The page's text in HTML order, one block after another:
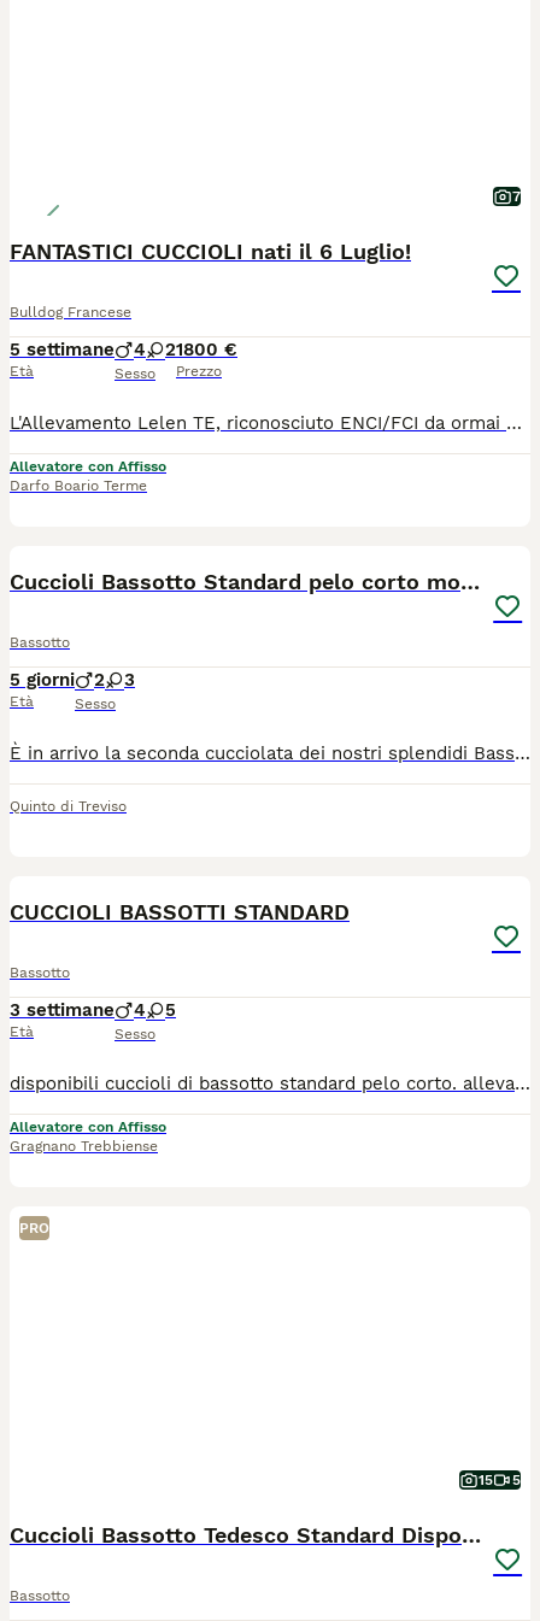
7
FANTASTICI CUCCIOLI nati il 6 Luglio!
Bulldog Francese
5 settimane
Età
4 2
Sesso
1800 €
Prezzo
L'Allevamento Lelen TE, riconosciuto ENCI/FCI da ormai 20 anni, mette a disposizione una splendida cucciolata frutto di un'attenta selezione morfologica, genetica e caratteriale. Padre: Multi Gr. Ch. Ghattas Arminius Madre: Srcky's Pocahontas L'esperienza maturata in oltre due decenni di allevamento e selezione cinofila rappresenta oggi la base del nostro progetto dedicato anche al Bouledogue Francese, con l'obiettivo di allevare soggetti sani, equilibrati e pienamente rispondenti allo standard di razza. Crescono in ambiente familiare, seguiti quotidianamente con un programma di Bio Sensor (Early Neurological Stimulation), socializzazione precoce e arricchimento ambientale, fondamentali per un corretto sviluppo psicofisico. Saranno ceduti al termine del corretto periodo di svezzamento con: • Pedigree ENCI • Microchip • Iscrizione all'Anagrafe Canina • Ciclo completo di sverminazioni • Doppia vaccinazione • Libretto sanitario • Certificato veterinario di buona salute • Kit cucciolo • Assistenza post-affido h24. I cuccioli saranno affidati esclusivamente a famiglie accuratamente selezionate. Richiesta la massima serietà.
Allevatore con Affisso
Darfo Boario Terme
Cuccioli Bassotto Standard pelo corto morbido
Bassotto
5 giorni
Età
2 3
Sesso
È in arrivo la seconda cucciolata dei nostri splendidi Bassotti standard a pelo corto, con nascita prevista per i primi di agosto. I cuccioli cresceranno in un ambiente familiare come i genitori, abituati al contatto umano fin dai primi giorni e seguiti con cura e attenzione. Saranno ceduti solo dopo il terzo mese, svezzati, con libretto sanitario, trattamenti antiparassitari eseguiti e prime vaccinazioni. I cuccioli non saranno provvisti di pedigree. Per ricevere maggiori informazioni sui genitori, sulle disponibilità, sui colori e per avere foto e aggiornamenti durante la crescita dei cuccioli, contattatemi in privato. Cerco esclusivamente famiglie serie e responsabili.
Quinto di Treviso
CUCCIOLI BASSOTTI STANDARD
Bassotto
3 settimane
Età
4 5
Sesso
disponibili cuccioli di bassotto standard pelo corto. allevati in casa con tutte le cure e attenzioni. i cuccioli verrano ceduti con ciclo di vaccinazioni completo, sverminazioni, microchip, pedigree, certificato di buona salute e kit puppy. Genitori visibili Allevamento riconosciuto ENCI/FCI
Allevatore con Affisso
Gragnano Trebbiense
PRO
15 5
Cuccioli Bassotto Tedesco Standard Disponibili
Bassotto